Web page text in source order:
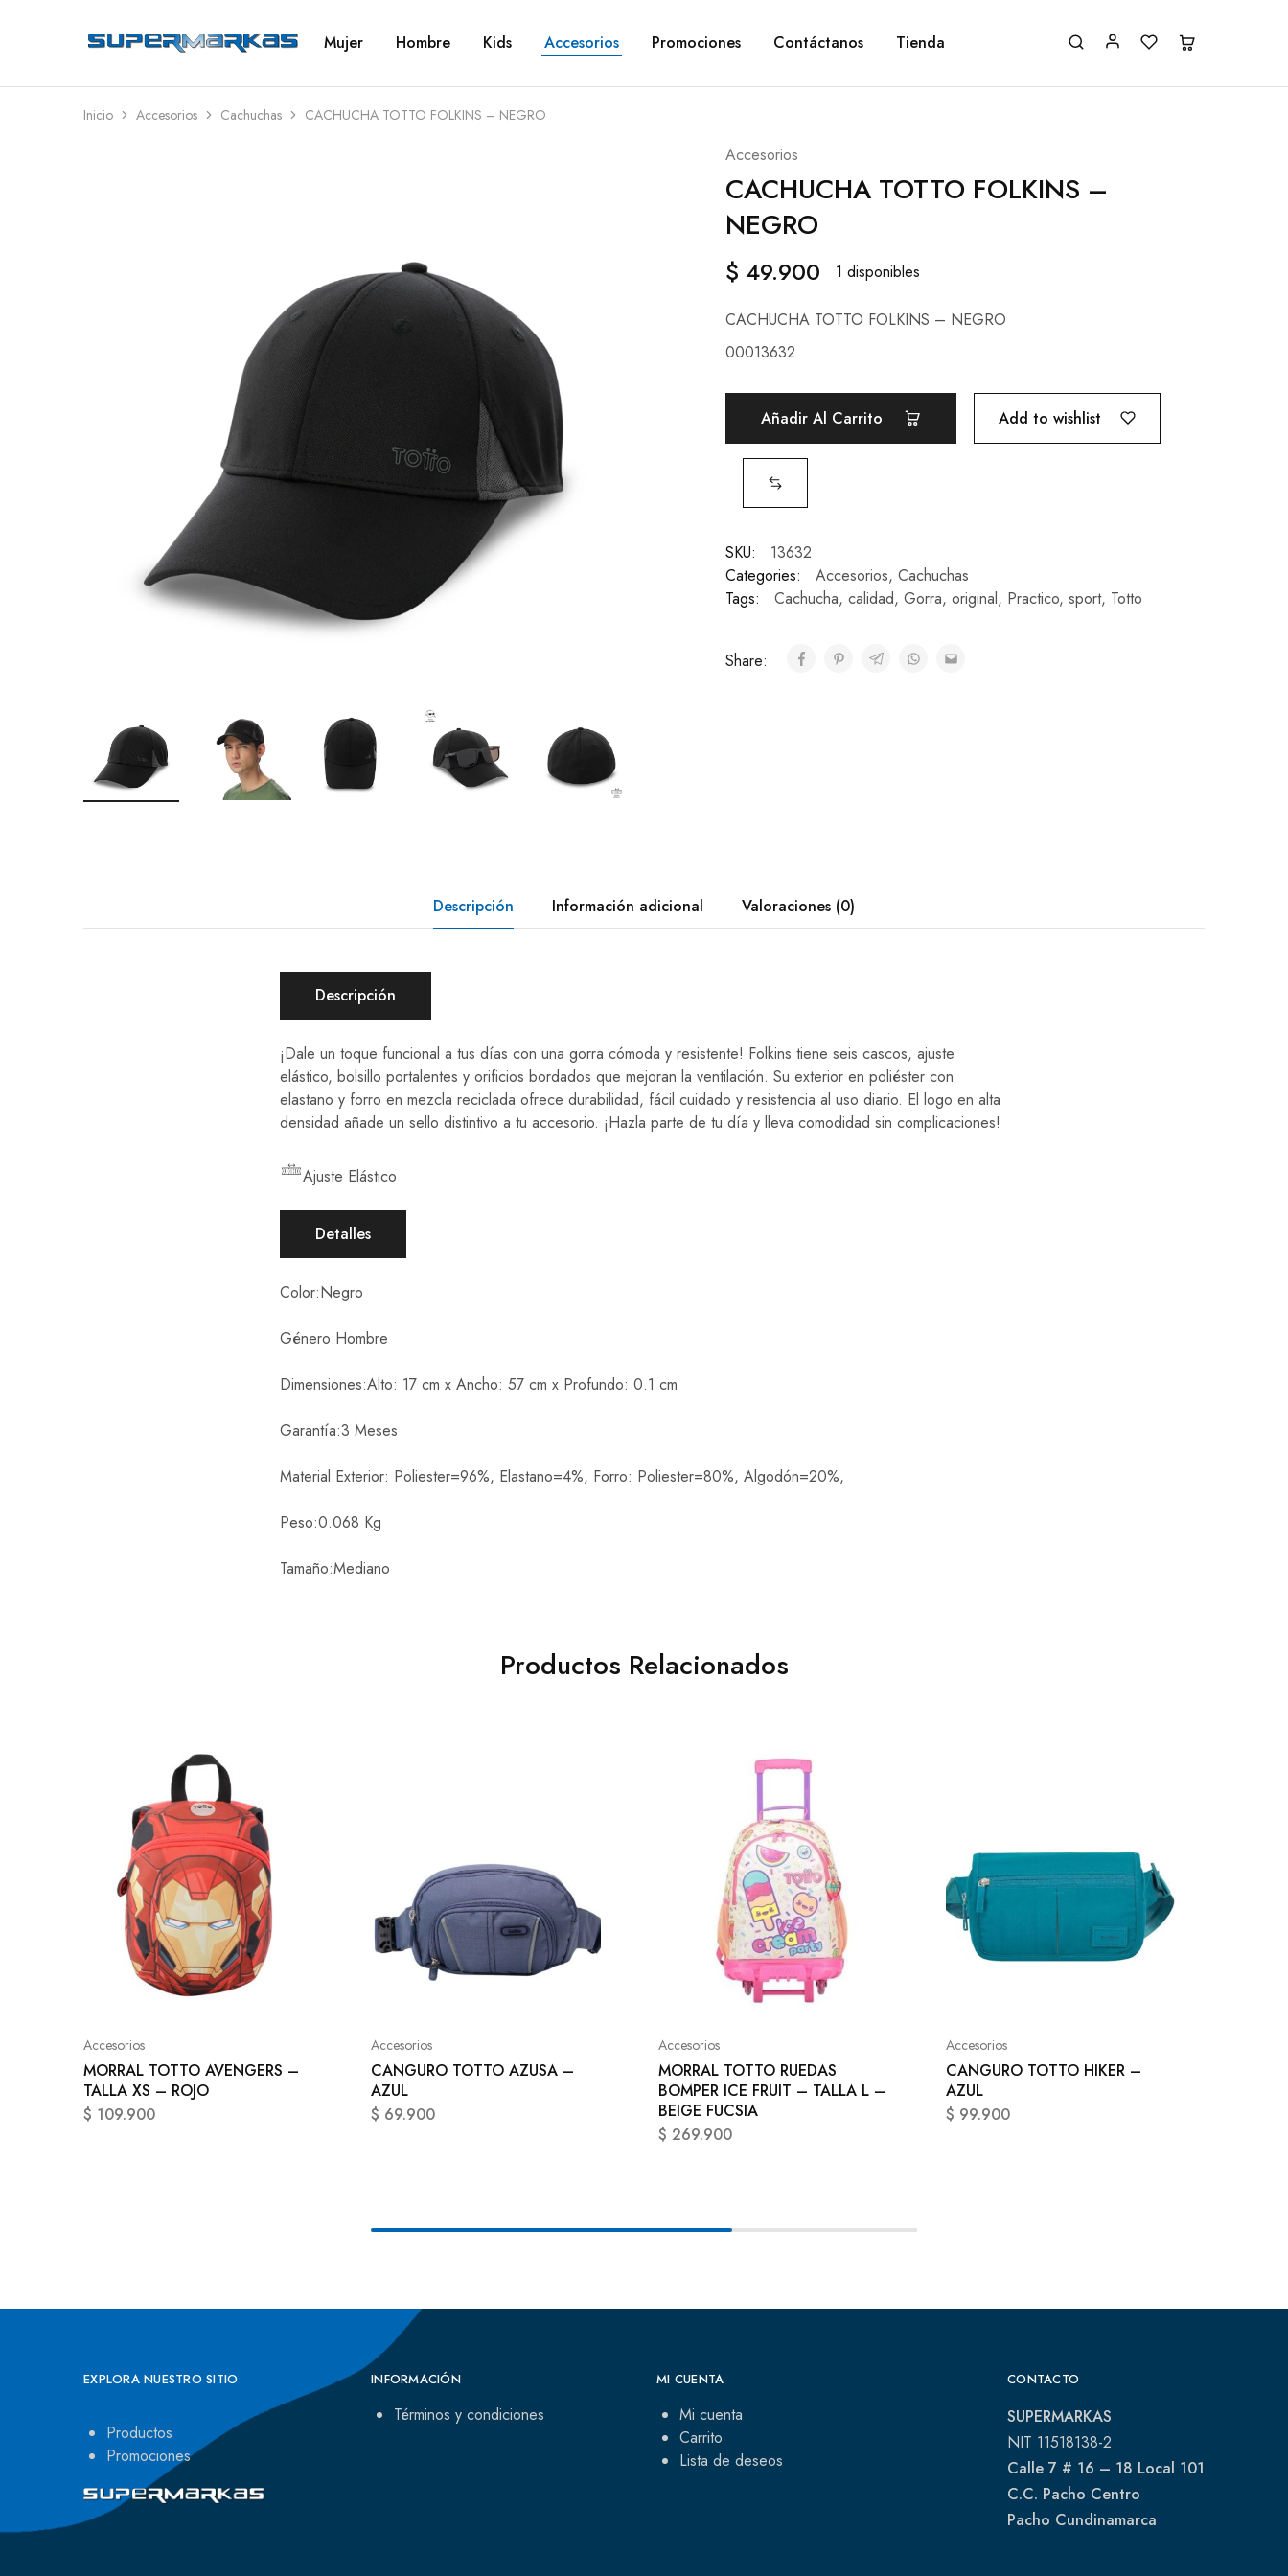
SuperMarkas
Ropa
Envío
gratis*
Mujer Hombre Kids Accesorios Promociones Contáctanos Tienda
Inicio Accesorios Cachuchas CACHUCHA TOTTO FOLKINS – NEGRO
Accesorios
CACHUCHA TOTTO FOLKINS –
NEGRO
$ 49.900 1 disponibles
CACHUCHA TOTTO FOLKINS – NEGRO
00013632
Añadir Al Carrito Add to wishlist
SKU:
13632
Categories:
Accesorios, Cachuchas
Tags:
Cachucha, calidad, Gorra, original, Practico, sport, Totto
Share:
Descripción Información adicional Valoraciones (0)
Descripción
¡Dale un toque funcional a tus días con una gorra cómoda y resistente! Folkins tiene seis cascos, ajuste
elástico, bolsillo portalentes y orificios bordados que mejoran la ventilación. Su exterior en poliéster con
elastano y forro en mezcla reciclada ofrece durabilidad, fácil cuidado y resistencia al uso diario. El logo en alta
densidad añade un sello distintivo a tu accesorio. ¡Hazla parte de tu día y lleva comodidad sin complicaciones!
Ajuste Elástico
Detalles
Color:Negro
Género:Hombre
Dimensiones:Alto: 17 cm x Ancho: 57 cm x Profundo: 0.1 cm
Garantía:3 Meses
Material:Exterior: Poliester=96%, Elastano=4%, Forro: Poliester=80%, Algodón=20%,
Peso:0.068 Kg
Tamaño:Mediano
Productos Relacionados
Accesorios
MORRAL TOTTO AVENGERS –
TALLA XS – ROJO
$ 109.900
Accesorios
CANGURO TOTTO AZUSA –
AZUL
$ 69.900
Accesorios
MORRAL TOTTO RUEDAS
BOMPER ICE FRUIT – TALLA L –
BEIGE FUCSIA
$ 269.900
Accesorios
CANGURO TOTTO HIKER –
AZUL
$ 99.900
EXPLORA NUESTRO SITIO
Productos
Promociones
INFORMACIÓN
Términos y condiciones
MI CUENTA
Mi cuenta
Carrito
Lista de deseos
CONTACTO
SUPERMARKAS
NIT 11518138-2
Calle 7 # 16 – 18 Local 101
C.C. Pacho Centro
Pacho Cundinamarca